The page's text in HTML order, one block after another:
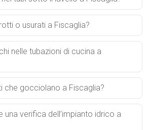
o usurati a Fiscaglia?
nelle tubazioni di cucina a
che gocciolano a Fiscaglia?
una verifica dell’impianto idrico a